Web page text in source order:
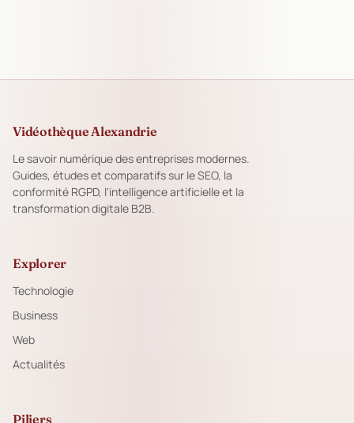
Vidéothèque Alexandrie
Le savoir numérique des entreprises modernes.
Guides, études et comparatifs sur le SEO, la
conformité RGPD, l'intelligence artificielle et la
transformation digitale B2B.
Explorer
Technologie
Business
Web
Actualités
Piliers